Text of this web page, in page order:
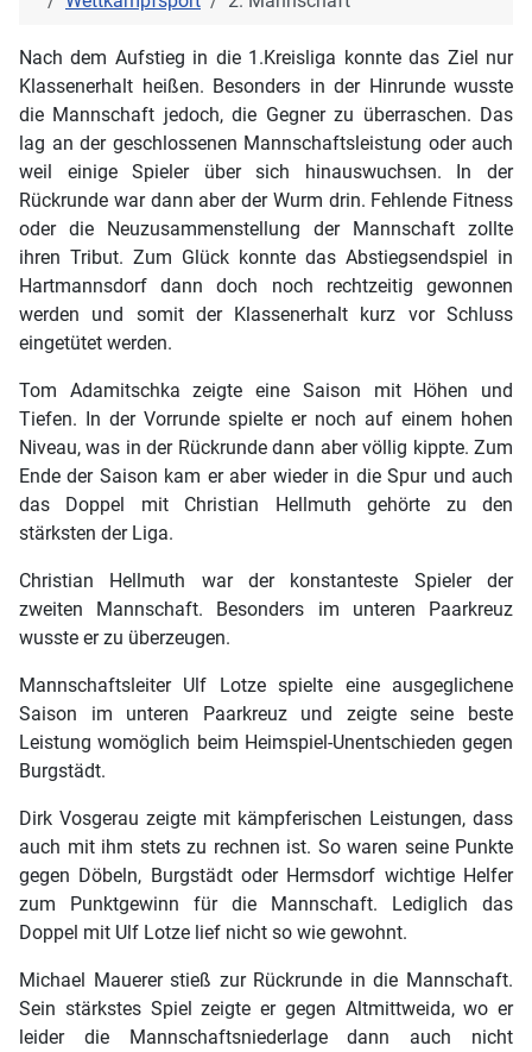
Nach dem Aufstieg in die 1.Kreisliga konnte das Ziel nur
Klassenerhalt heißen. Besonders in der Hinrunde wusste
die Mannschaft jedoch, die Gegner zu überraschen. Das
lag an der geschlossenen Mannschaftsleistung oder auch
weil einige Spieler über sich hinauswuchsen. In der
Rückrunde war dann aber der Wurm drin. Fehlende Fitness
oder die Neuzusammenstellung der Mannschaft zollte
ihren Tribut. Zum Glück konnte das Abstiegsendspiel in
Hartmannsdorf dann doch noch rechtzeitig gewonnen
werden und somit der Klassenerhalt kurz vor Schluss
eingetütet werden.
Tom Adamitschka zeigte eine Saison mit Höhen und
Tiefen. In der Vorrunde spielte er noch auf einem hohen
Niveau, was in der Rückrunde dann aber völlig kippte. Zum
Ende der Saison kam er aber wieder in die Spur und auch
das Doppel mit Christian Hellmuth gehörte zu den
stärksten der Liga.
Christian Hellmuth war der konstanteste Spieler der
zweiten Mannschaft. Besonders im unteren Paarkreuz
wusste er zu überzeugen.
Mannschaftsleiter Ulf Lotze spielte eine ausgeglichene
Saison im unteren Paarkreuz und zeigte seine beste
Leistung womöglich beim Heimspiel-Unentschieden gegen
Burgstädt.
Dirk Vosgerau zeigte mit kämpferischen Leistungen, dass
auch mit ihm stets zu rechnen ist. So waren seine Punkte
gegen Döbeln, Burgstädt oder Hermsdorf wichtige Helfer
zum Punktgewinn für die Mannschaft. Lediglich das
Doppel mit Ulf Lotze lief nicht so wie gewohnt.
Michael Mauerer stieß zur Rückrunde in die Mannschaft.
Sein stärkstes Spiel zeigte er gegen Altmittweida, wo er
leider die Mannschaftsniederlage dann auch nicht